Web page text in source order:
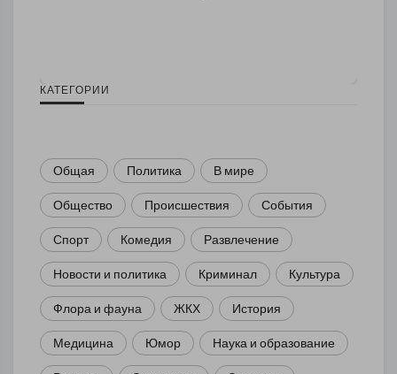
КАТЕГОРИИ
Общая Политика В мире
Общество Происшествия События
Спорт Комедия Развлечение
Новости и политика Криминал Культура
Флора и фауна ЖКХ История
Медицина Юмор Наука и образование